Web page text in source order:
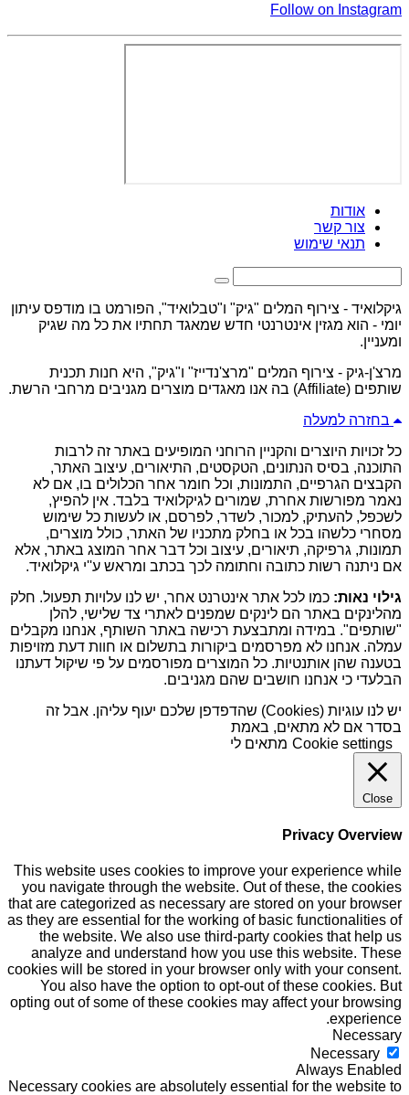
Follow on Instagram
אודות
צור קשר
תנאי שימוש
גיקלואיד - צירוף המלים "גיק" ו"טבלואיד", הפורמט בו מודפס עיתון
יומי - הוא מגזין אינטרנטי חדש שמאגד תחתיו את כל מה שגיק
ומעניין.
מרצ'ן-גיק - צירוף המלים "מרצ'נדייז" ו"גיק", היא חנות תכנית
שותפים (Affiliate) בה אנו מאגדים מוצרים מגניבים מרחבי הרשת.
בחזרה למעלה
כל זכויות היוצרים והקניין הרוחני המופיעים באתר זה לרבות
התוכנה, בסיס הנתונים, הטקסטים, התיאורים, עיצוב האתר,
הקבצים הגרפיים, התמונות, וכל חומר אחר הכלולים בו, אם לא
נאמר מפורשות אחרת, שמורים לגיקלואיד בלבד. אין להפיץ,
לשכפל, להעתיק, למכור, לשדר, לפרסם, או לעשות כל שימוש
מסחרי כלשהו בכל או בחלק מתכניו של האתר, כולל מוצרים,
תמונות, גרפיקה, תיאורים, עיצוב וכל דבר אחר המוצג באתר, אלא
אם ניתנה רשות כתובה וחתומה לכך בכתב ומראש ע''י גיקלואיד.
גילוי נאות: כמו לכל אתר אינטרנט אחר, יש לנו עלויות תפעול. חלק
מהלינקים באתר הם לינקים שמפנים לאתרי צד שלישי, להלן
"שותפים". במידה ומתבצעת רכישה באתר השותף, אנחנו מקבלים
עמלה. אנחנו לא מפרסמים ביקורות בתשלום או חוות דעת מזויפות
בטענה שהן אותנטיות. כל המוצרים מפורסמים על פי שיקול דעתנו
הבלעדי כי אנחנו חושבים שהם מגניבים.
יש לנו עוגיות (Cookies) שהדפדפן שלכם יעוף עליהן. אבל זה
בסדר אם לא מתאים, באמת
Cookie settings מתאים לי
Close
Privacy Overview
This website uses cookies to improve your experience while
you navigate through the website. Out of these, the cookies
that are categorized as necessary are stored on your browser
as they are essential for the working of basic functionalities of
the website. We also use third-party cookies that help us
analyze and understand how you use this website. These
cookies will be stored in your browser only with your consent.
You also have the option to opt-out of these cookies. But
opting out of some of these cookies may affect your browsing
experience.
Necessary
Necessary
Always Enabled
Necessary cookies are absolutely essential for the website to